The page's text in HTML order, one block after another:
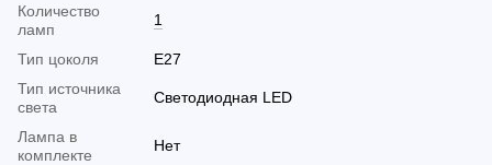
Количество
ламп
1
Тип цоколя
E27
Тип источника
света
Светодиодная LED
Лампа в
комплекте
Нет